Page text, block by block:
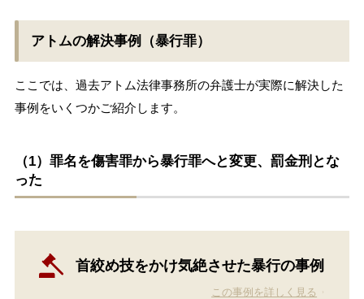
アトムの解決事例（暴行罪）
ここでは、過去アトム法律事務所の弁護士が実際に解決した
事例をいくつかご紹介します。
（1）罪名を傷害罪から暴行罪へと変更、罰金刑とな
った
首絞め技をかけ気絶させた暴行の事例
この事例を詳しく見る